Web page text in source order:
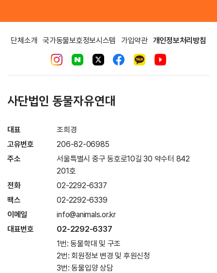
단체소개 국가동물보호정보시스템 가입약관 개인정보처리방침
사단법인 동물자유연대
대표
조희경
고유번호
206-82-06985
주소
서울특별시 중구 동호로10길 30 약수터 842
201호
전화
02-2292-6337
팩스
02-2292-6339
이메일
info@animals.or.kr
대표번호
02-2292-6337
1번: 동물학대 및 구조
2번: 회원정보 변경 및 후원신청
3번: 동물입양 상담